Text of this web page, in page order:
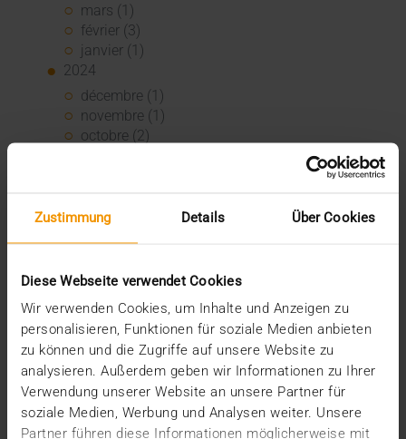
Zustimmung Details Über Cookies
Diese Webseite verwendet Cookies
Wir verwenden Cookies, um Inhalte und Anzeigen zu
personalisieren, Funktionen für soziale Medien anbieten
zu können und die Zugriffe auf unsere Website zu
analysieren. Außerdem geben wir Informationen zu Ihrer
Verwendung unserer Website an unsere Partner für
soziale Medien, Werbung und Analysen weiter. Unsere
Partner führen diese Informationen möglicherweise mit
mars (1)
février (3)
janvier (1)
2024
décembre (1)
novembre (1)
octobre (2)
mai (5)
janvier (4)
décembre (2)
novembre (5)
octobre (2)
août (1)
juin (4)
mai (5)